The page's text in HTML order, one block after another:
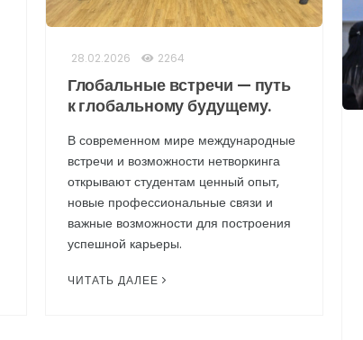
28.02.2026 2264
Глобальные встречи — путь
к глобальному будущему.
В современном мире международные
встречи и возможности нетворкинга
открывают студентам ценный опыт,
новые профессиональные связи и
важные возможности для построения
успешной карьеры.
ЧИТАТЬ ДАЛЕЕ